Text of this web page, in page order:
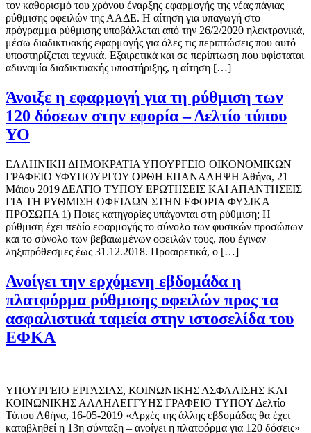
τον καθορισμό του χρόνου έναρξης εφαρμογής της νέας πάγιας
ρύθμισης οφειλών της ΑΑΔΕ. Η αίτηση για υπαγωγή στο
πρόγραμμα ρύθμισης υποβάλλεται από την 26/2/2020 ηλεκτρονικά,
μέσω διαδικτυακής εφαρμογής για όλες τις περιπτώσεις που αυτό
υποστηρίζεται τεχνικά. Εξαιρετικά και σε περίπτωση που υφίσταται
αδυναμία διαδικτυακής υποστήριξης, η αίτηση […]
Άνοιξε η εφαρμογή για τη ρύθμιση των
120 δόσεων στην εφορία – Δελτίο τύπου
ΥΟ
ΕΛΛΗΝΙΚΗ ΔΗΜΟΚΡΑΤΙΑ ΥΠΟΥΡΓΕΙΟ ΟΙΚΟΝΟΜΙΚΩΝ
ΓΡΑΦΕΙΟ ΥΦΥΠΟΥΡΓΟΥ ΟΡΘΗ ΕΠΑΝΑΛΗΨΗ Αθήνα, 21
Μάιου 2019 ΔΕΛΤΙΟ ΤΥΠΟΥ ΕΡΩΤΗΣΕΙΣ ΚΑΙ ΑΠΑΝΤΗΣΕΙΣ
ΓΙΑ ΤΗ ΡΥΘΜΙΣΗ ΟΦΕΙΛΩΝ ΣΤΗΝ ΕΦΟΡΙΑ ΦΥΣΙΚΑ
ΠΡΟΣΩΠΑ 1) Ποιες κατηγορίες υπάγονται στη ρύθμιση; H
ρύθμιση έχει πεδίο εφαρμογής το σύνολο των φυσικών προσώπων
και το σύνολο των βεβαιωμένων οφειλών τους, που έγιναν
ληξιπρόθεσμες έως 31.12.2018. Προαιρετικά, ο […]
Ανοίγει την ερχόμενη εβδομάδα η
πλατφόρμα ρύθμισης οφειλών προς τα
ασφαλιστικά ταμεία στην ιστοσελίδα του
ΕΦΚΑ
ΥΠΟΥΡΓΕΙΟ EΡΓΑΣΙΑΣ, ΚΟΙΝΩΝΙΚΗΣ ΑΣΦΑΛΙΣΗΣ ΚΑΙ
ΚΟΙΝΩΝΙΚΗΣ ΑΛΛΗΛΕΓΓΥΗΣ ΓΡΑΦΕΙΟ ΤΥΠΟΥ Δελτίο
Τύπου Αθήνα, 16-05-2019 «Αρχές της άλλης εβδομάδας θα έχει
καταβληθεί η 13η σύνταξη – ανοίγει η πλατφόρμα για 120 δόσεις»